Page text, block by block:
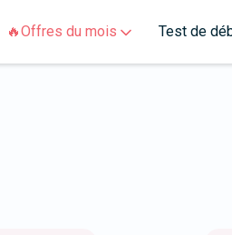
🔥Offres du mois Test de